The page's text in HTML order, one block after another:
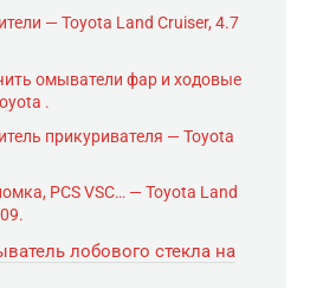
— Toyota Land Cruiser, 4.7
омыватели фар и ходовые
.
прикуривателя — Toyota
PCS VSC… — Toyota Land
лобового стекла на